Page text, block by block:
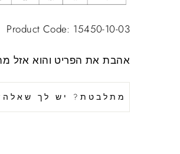
Product Code: 15450-10-03
אהבת את הפריט והוא אזל
מתלבטת? יש לך